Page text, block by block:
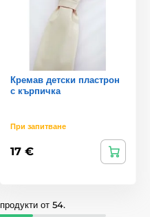
Кремав детски пластрон
с кърпичка
При запитване
17 €
от 54.